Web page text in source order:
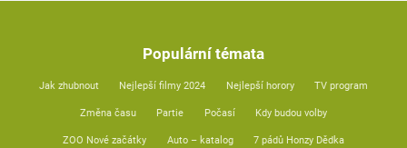
Populární témata
Jak zhubnout Nejlepší filmy 2024 Nejlepší horory TV program
Změna času Partie Počasí Kdy budou volby
ZOO Nové začátky Auto – katalog 7 pádů Honzy Dědka